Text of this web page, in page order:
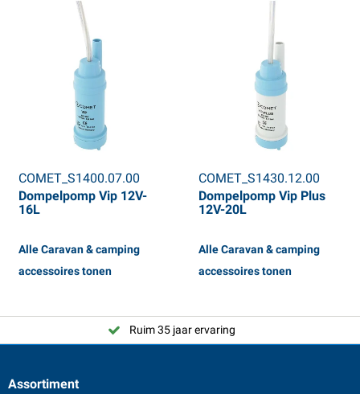
COMET_S1400.07.00
Dompelpomp Vip 12V-
16L
Alle Caravan & camping
accessoires tonen
COMET_S1430.12.00
Dompelpomp Vip Plus
12V-20L
Alle Caravan & camping
accessoires tonen
Ruim 35 jaar ervaring
Assortiment